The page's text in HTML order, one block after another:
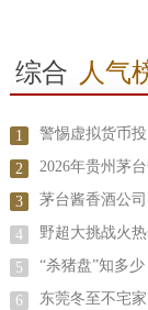
综合 人气
1 警惕虚拟货币
2 2026年贵州茅
3 茅台酱香酒公
4 野超大挑战火
5 “杀猪盘”知多少
6 东莞冬至不宅